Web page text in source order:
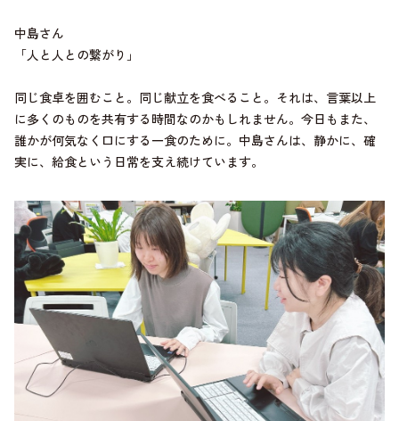
中島さん
「人と人との繋がり」
同じ食卓を囲むこと。同じ献立を食べること。それは、言葉以上
に多くのものを共有する時間なのかもしれません。今日もまた、
誰かが何気なく口にする一食のために。中島さんは、静かに、確
実に、給食という日常を支え続けています。